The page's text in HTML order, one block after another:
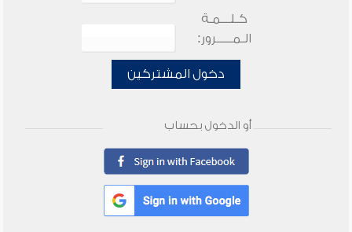
كـلـــمـة
الـمـــــرور:
دخول المشتركين
أو الدخول بحساب